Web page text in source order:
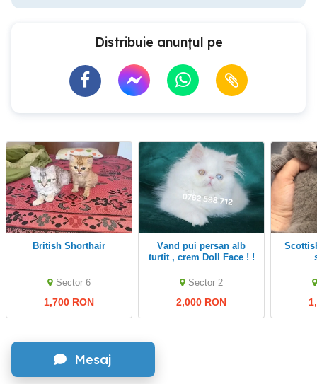
Mesaj
Distribuie anunțul pe
British Shorthair
Sector 6
1,700 RON
Vand pui persan alb
turtit , crem Doll Face ! !
Sector 2
2,000 RON
Scottish fold si British